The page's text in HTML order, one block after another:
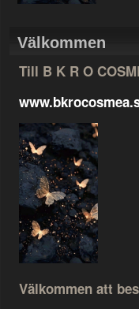
Välkommen
Till B K R O
Välkommen att